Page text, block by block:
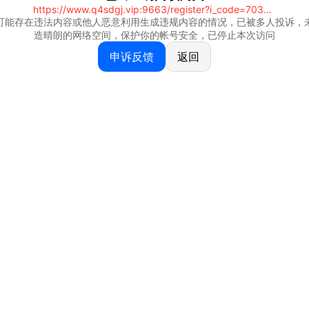
https://www.q4sdgj.vip:9663/register?i_code=70328081
能存在违法内容或他人恶意利用生成违规内容的情况，已被多人投诉，
造晴朗的网络空间，保护你的帐号安全，已停止本次访问
申诉反馈 返回